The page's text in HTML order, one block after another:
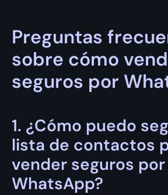
Preguntas
sobre cómo
seguros por
1. ¿Cómo puedo
lista de contactos
vender seguros por
WhatsApp?